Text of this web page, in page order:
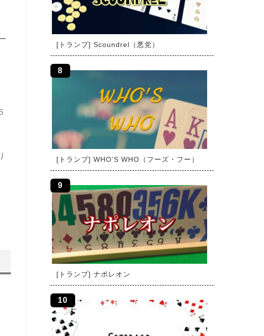
[トランプ] Scoundrel（悪党）
[トランプ] WHO’S WHO（フーズ・フー）
[トランプ] ナポレオン